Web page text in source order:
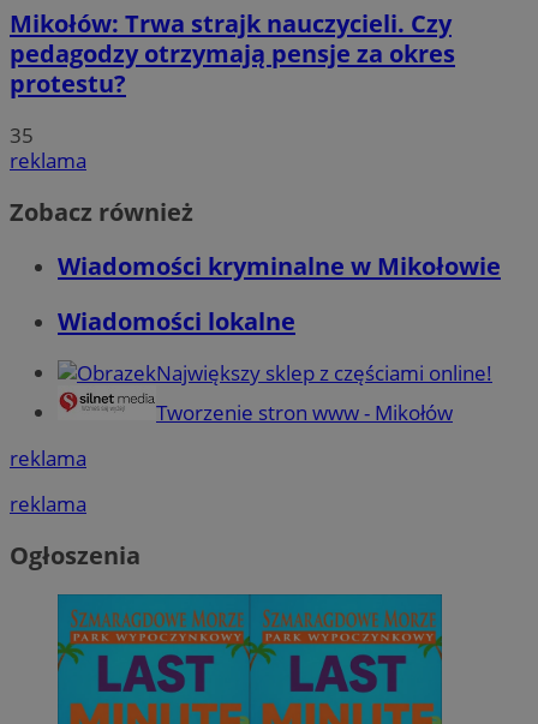
Mikołów: Trwa strajk nauczycieli. Czy
pedagodzy otrzymają pensje za okres
protestu?
35
reklama
Zobacz również
Wiadomości kryminalne w Mikołowie
Wiadomości lokalne
Największy sklep z częściami online!
Tworzenie stron www - Mikołów
reklama
reklama
Ogłoszenia